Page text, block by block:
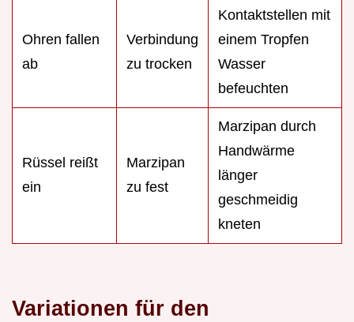
Ohren fallen
ab
Verbindung
zu trocken
Kontaktstellen mit
einem Tropfen
Wasser
befeuchten
Rüssel reißt
ein
Marzipan
zu fest
Marzipan durch
Handwärme
länger
geschmeidig
kneten
Variationen für den